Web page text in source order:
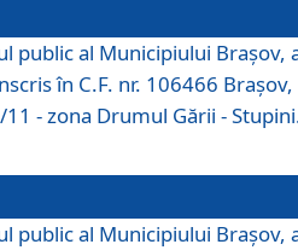
public al Municipiului Braşov,
în C.F. nr. 106466 Brașov,
- zona Drumul Gării -
public al Municipiului Braşov,